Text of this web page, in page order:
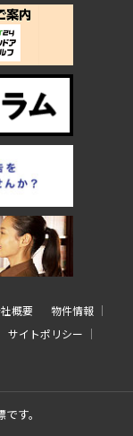
概要
物件情報
サイトポリシー
す。